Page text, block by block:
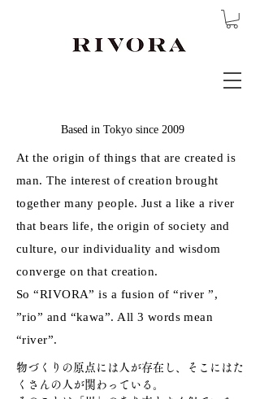
Based in Tokyo since 2009
At the origin of things that are created is
man.The interest of creation brought
together many people. Just a like a river
that bears life, the origin of society and
culture,our individuality and wisdom
converge on that creation.
So “RIVORA” is a fusion of “river ”,
”rio” and “kawa”. All 3 words mean
“river”.​
物づくりの原点には人が存在し、そこにはた
くさんの人が関わっている。